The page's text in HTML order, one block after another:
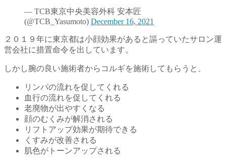
— TCB東京中央美容外科 安本匠
(@TCB_Yasumoto) December 16, 2021
２０１９年に東京都は小顔効果があると謳っていたサロン運
営会社に措置命令を出しています。
しかし腕の良い施術者からコルギを施術してもらうと、
リンパの流れを促してくれる
血行の流れを促してくれる
老廃物が出やすくなる
顔のむくみが解消される
リフトアップ効果が期待できる
くすみが改善される
肌色がトーンアップされる